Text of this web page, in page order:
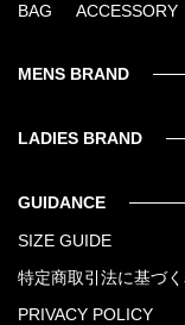
BAG ACCESSORY
MENS BRAND
LADIES BRAND
GUIDANCE
SIZE GUIDE
特定商取引法に基づ
PRIVACY POLICY